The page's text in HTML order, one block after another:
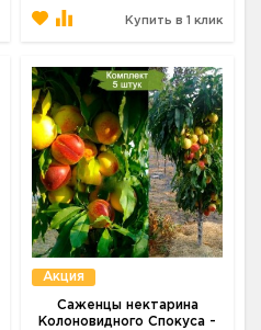
Купить в 1 клик
Акция
Саженцы нектарина
Колоновидного Спокуса -